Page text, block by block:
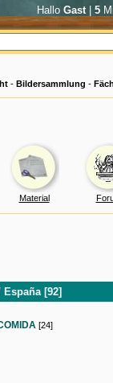
Hallo Gast| 5
- Bildersammlung -
Material
[92]
[24]